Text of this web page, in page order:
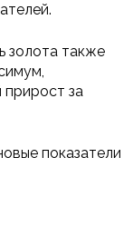
золота также
за
показатели